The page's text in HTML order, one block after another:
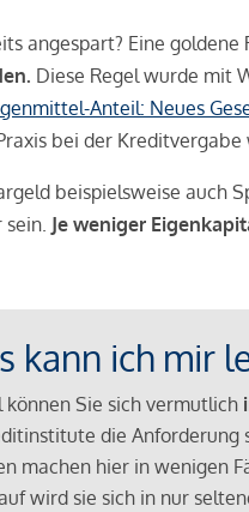
angespart? Eine
Diese Regel wurde mit
Anteil: Neues
bei der
beispielsweise auch
sein. Je weniger
kann ich mir
können Sie sich vermutlich
die
machen hier in wenigen
wird sie sich in nur